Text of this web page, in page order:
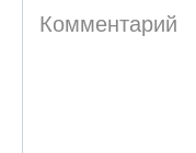
Комментарий